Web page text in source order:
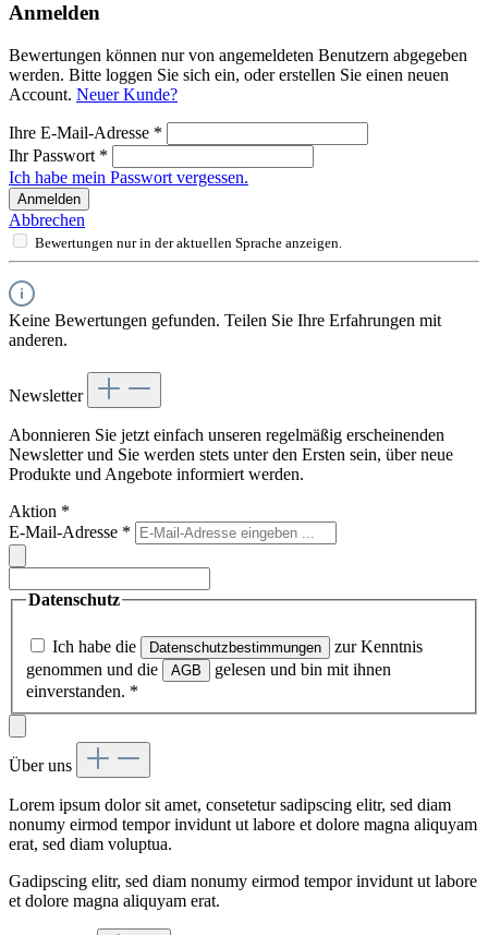
Anmelden
Bewertungen können nur von angemeldeten Benutzern abgegeben
werden. Bitte loggen Sie sich ein, oder erstellen Sie einen neuen
Account. Neuer Kunde?
Ihre E-Mail-Adresse *
Ihr Passwort *
Ich habe mein Passwort vergessen.
Anmelden
Abbrechen
Bewertungen nur in der aktuellen Sprache anzeigen.
Keine Bewertungen gefunden. Teilen Sie Ihre Erfahrungen mit
anderen.
Newsletter
Abonnieren Sie jetzt einfach unseren regelmäßig erscheinenden
Newsletter und Sie werden stets unter den Ersten sein, über neue
Produkte und Angebote informiert werden.
Aktion *
E-Mail-Adresse *
Datenschutz
Ich habe die Datenschutzbestimmungen
zur Kenntnis
genommen und die
AGB
gelesen und bin mit ihnen
einverstanden. *
Über uns
Lorem ipsum dolor sit amet, consetetur sadipscing elitr, sed diam
nonumy eirmod tempor invidunt ut labore et dolore magna aliquyam
erat, sed diam voluptua.
Gadipscing elitr, sed diam nonumy eirmod tempor invidunt ut labore
et dolore magna aliquyam erat.